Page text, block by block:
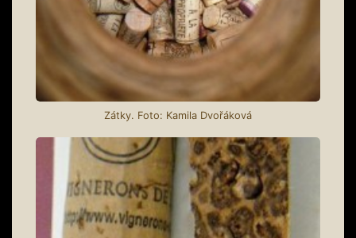
Zátky. Foto: Kamila Dvořáková